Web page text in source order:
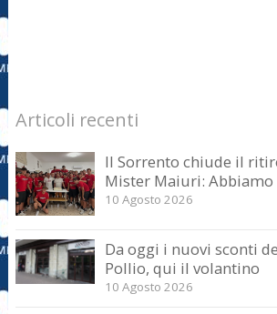
Articoli recenti
Il Sorrento chiude il
Mister Maiuri: Abbiamo
10 Agosto 2026
Da oggi i nuovi sconti
Pollio, qui il volantino
10 Agosto 2026